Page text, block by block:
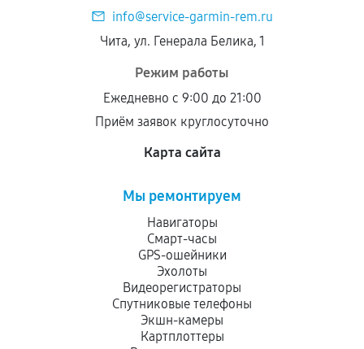
info@service-garmin-rem.ru
Чита, ул. Генерала Белика, 1
Режим работы
Ежедневно с 9:00 до 21:00
Приём заявок круглосуточно
Карта сайта
Мы ремонтируем
Навигаторы
Смарт-часы
GPS-ошейники
Эхолоты
Видеорегистраторы
Спутниковые телефоны
Экшн-камеры
Картплоттеры